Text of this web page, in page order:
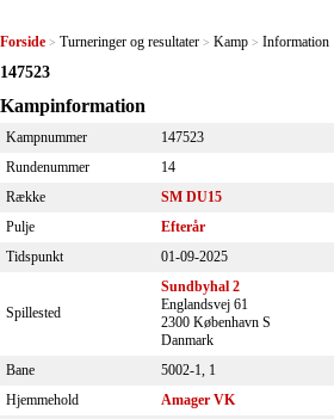
Forside > Turneringer og resultater > Kamp > Information
147523
Kampinformation
Kampnummer
147523
Rundenummer
14
Række
SM DU15
Pulje
Efterår
Tidspunkt
01-09-2025
Spillested
Sundbyhal 2
Englandsvej 61
2300 København S
Danmark
Bane
5002-1, 1
Hjemmehold
Amager VK